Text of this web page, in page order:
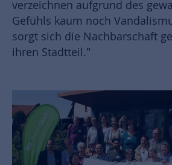
verzeichnen aufgrund des
Gefühls kaum noch
sorgt sich die Nachbarschaft
ihren Stadtteil."